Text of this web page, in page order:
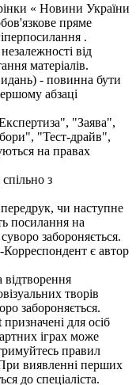
« Новини України
пряме
.
від
матеріалів.
- повинна бути
абзаці
"Заява",
"Тест-драйв",
на правах
з
чи наступне
посилання на
забороняється.
Корреспондент є автор
відтворення
творів
забороняється.
для осіб
іграх може
правил
виявленні перших
до спеціаліста.